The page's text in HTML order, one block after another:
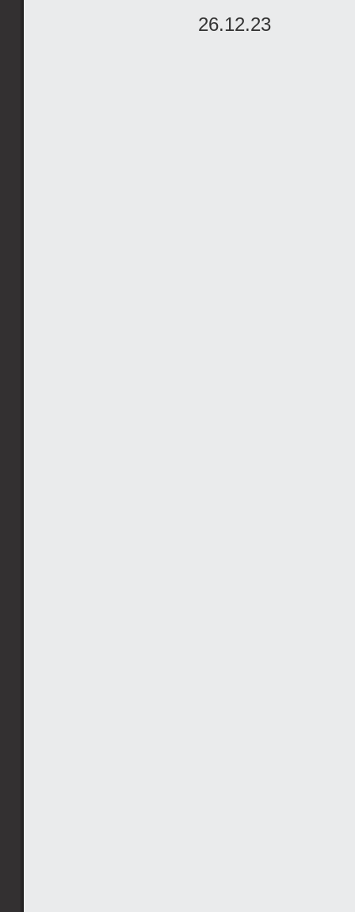
26.12.23